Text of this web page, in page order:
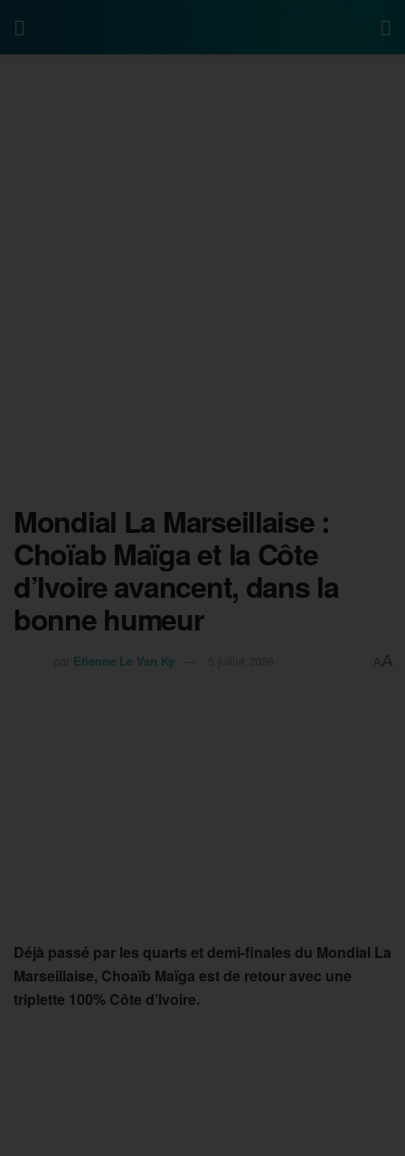
Mondial La Marseillaise :
Choïab Maïga et la Côte
d’Ivoire avancent, dans la
bonne humeur
Etienne Le Van Ky AA
Déjà passé par les quarts et demi-finales du Mondial La
Marseillaise, Choaïb Maïga est de retour avec une
triplette 100% Côte d’Ivoire.